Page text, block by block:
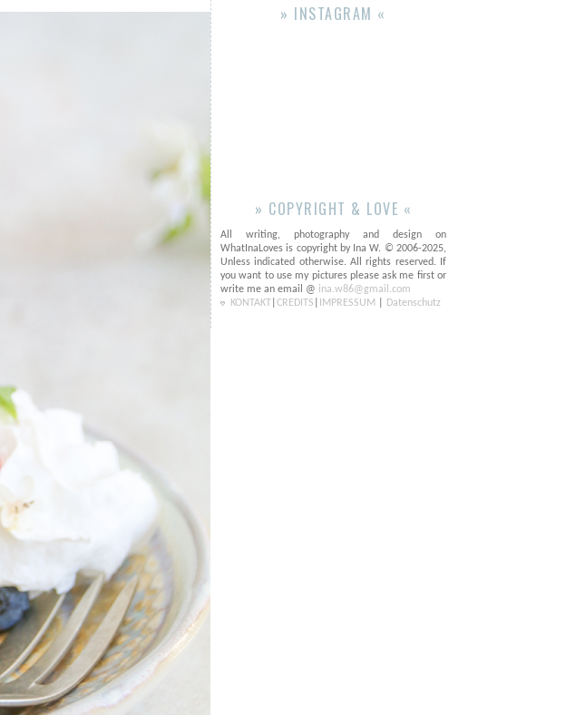
» INSTAGRAM «
» COPYRIGHT & LOVE «
All writing, photography and design on
WhatInaLoves is copyright by Ina W. © 2006-2025,
Unless indicated otherwise. All rights reserved. If
you want to use my pictures please ask me first or
write me an email @ ina.w86@gmail.com
KONTAKT CREDITS IMPRESSUM Datenschutz